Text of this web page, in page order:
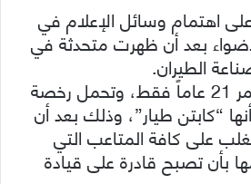
اهتمام وسائل الإعلام في
بعد أن ظهرت متحدثة في
الطيران.
وتبلغ “غزال” من العمر 21 عاماً فقط، وتحمل رخصة
“كابتن طيار”، وذلك بعد أن
على كافة المتاعب التي
بأن تصبح قادرة على قيادة